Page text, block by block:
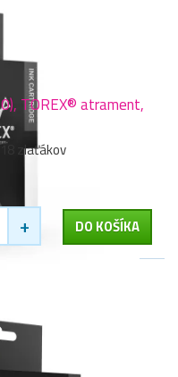
TOREX® atrament,
18 zlaťákov
+ DO KOŠÍKA